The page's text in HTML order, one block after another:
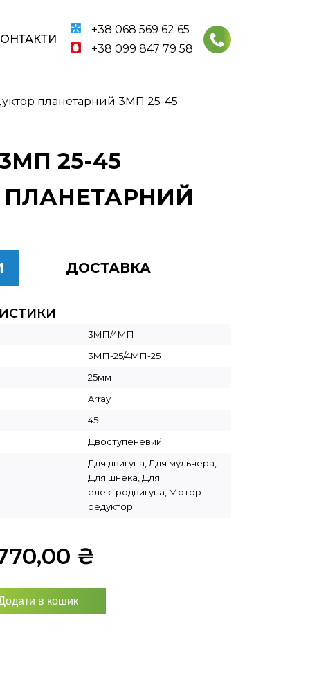
+38 068 569 62 65
+38 099 847 79 58
планетарний 3МП 25-45
25-45
ПЛАНЕТАРНИЙ
ДОСТАВКА
3МП/4МП
3МП-25/4МП-25
25мм
Array
45
Двоступеневий
Для двигуна, Для мульчера,
Для шнека, Для
електродвигуна, Мотор-
редуктор
₴
в кошик